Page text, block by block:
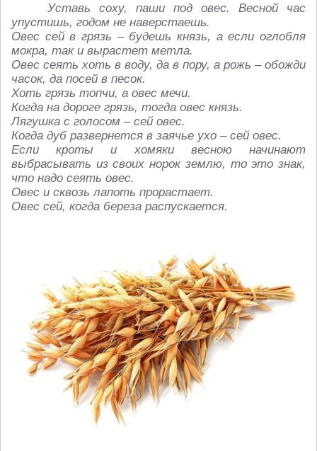
Уставь соху, паши под овес. Весной час
упустишь, годом не наверстаешь.
Овес сей в грязь – будешь князь, а если оглобля
мокра, так и вырастет метла.
Овес сеять хоть в воду, да в пору, а рожь – обожди
часок, да посей в песок.
Хоть грязь топчи, а овес мечи.
Когда на дороге грязь, тогда овес князь.
Лягушка с голосом – сей овес.
Когда дуб развернется в заячье ухо – сей овес.
Если кроты и хомяки весною начинают
выбрасывать из своих норок землю, то это знак,
что надо сеять овес.
Овес и сквозь лапоть прорастает.
Овес сей, когда береза распускается.